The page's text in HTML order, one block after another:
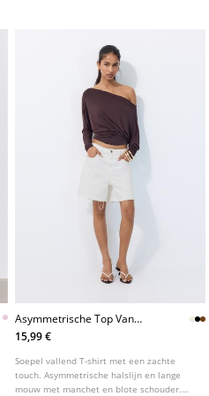
Asymmetrische Top Van
Modal
15,99 €
Soepel vallend T-shirt met een zachte
touch. Asymmetrische halslijn en lange
mouw met manchet en blote schouder.